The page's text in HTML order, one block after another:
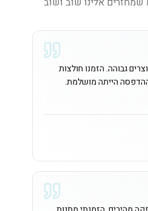
גבוהה. הזמנו חולצות
ההדפסה הייתה מושלמת.